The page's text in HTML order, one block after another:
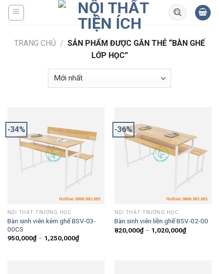
Skip
TRANG CHỦ / SẢN PHẨM ĐƯỢC GẮN THẺ “BÀN GHẾ
LỚP HỌC”
-34%
NỘI THẤT TRƯỜNG HỌC
Bàn sinh viên kèm ghế BSV-03-
00CS
950,000₫– 1,250,000₫
-36%
NỘI THẤT TRƯỜNG HỌC
Bàn sinh viên liền ghế BSV-02-00
820,000₫– 1,020,000₫